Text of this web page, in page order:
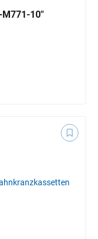
M771-10"